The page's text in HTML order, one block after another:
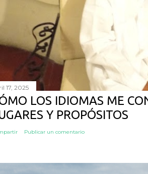
17, 2025
LOS IDIOMAS ME
Y PROPÓSITOS
Publicar un comentario